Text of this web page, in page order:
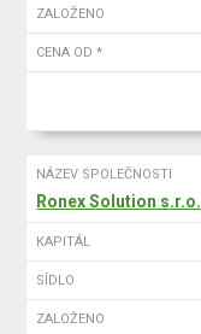
ZALOŽENO
CENA OD *
NÁZEV SPOLEČNOSTI
Ronex Solution s.r.o.
KAPITÁL
SÍDLO
ZALOŽENO